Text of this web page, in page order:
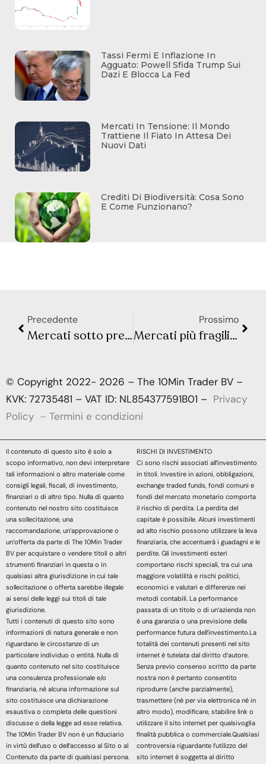
Tassi Fermi E Inflazione In
Agguato: Powell Sfida Trump Sui
Dazi E Blocca La Fed
Mercati In Tensione: Il Mondo
Trattiene Il Fiato In Attesa Dei
Nuovi Dati
Crediti Di Biodiversità: Cosa Sono
E Come Funzionano?
Precedente
Mercati sotto pressione: il petrolio sale mentre la crescita perde slancio
Prossimo
Mercati più fragili: energia cara e banche centrali sotto pressione
© Copyright 2022- 2026 – The 10Min Trader BV –
KVK: 72735481 – VAT ID: NL854377591B01 – Privacy
Policy – Termini e condizioni
Il contenuto di questo sito è solo a
scopo informativo, non devi interpretare
tali informazioni o altro materiale come
consigli legali, fiscali, di investimento,
finanziari o di altro tipo. Nulla di quanto
contenuto nel nostro sito costituisce
una sollecitazione, una
raccomandazione, un’approvazione o
un’offerta da parte di The 10Min Trader
BV per acquistare o vendere titoli o altri
strumenti finanziari in questa o in
qualsiasi altra giurisdizione in cui tale
sollecitazione o offerta sarebbe illegale
ai sensi delle leggi sui titoli di tale
giurisdizione.
Tutti i contenuti di questo sito sono
informazioni di natura generale e non
riguardano le circostanze di un
particolare individuo o entità. Nulla di
quanto contenuto nel sito costituisce
una consulenza professionale e/o
finanziaria, né alcuna informazione sul
sito costituisce una dichiarazione
esaustiva o completa delle questioni
discusse o della legge ad esse relativa.
The 10Min Trader BV non è un fiduciario
in virtù dell’uso o dell’accesso al Sito o al
Contenuto da parte di qualsiasi persona.
RISCHI DI INVESTIMENTO
Ci sono rischi associati all’investimento
in titoli. Investire in azioni, obbligazioni,
exchange traded funds, fondi comuni e
fondi del mercato monetario comporta
il rischio di perdita. La perdita del
capitale è possibile. Alcuni investimenti
ad alto rischio possono utilizzare la leva
finanziaria, che accentuerà i guadagni e le
perdite. Gli investimenti esteri
comportano rischi speciali, tra cui una
maggiore volatilità e rischi politici,
economici e valutari e differenze nei
metodi contabili. La performance
passata di un titolo o di un’azienda non
è una garanzia o una previsione della
performance futura dell’investimento.La
totalità dei contenuti presenti nel sito
internet è tutelata dal diritto d’autore.
Senza previo consenso scritto da parte
nostra non è pertanto consentito
riprodurre (anche parzialmente),
trasmettere (né per via elettronica né in
altro modo), modificare, stabilire link o
utilizzare il sito internet per qualsivoglia
finalità pubblica o commerciale.Qualsiasi
controversia riguardante l’utilizzo del
sito internet è soggetta al diritto